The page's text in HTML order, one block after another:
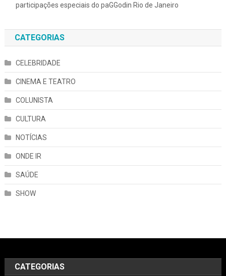
participações especiais do paGGodin Rio de Janeiro
CATEGORIAS
CELEBRIDADE
CINEMA E TEATRO
COLUNISTA
CULTURA
NOTÍCIAS
ONDE IR
SAÚDE
SHOW
CATEGORIAS